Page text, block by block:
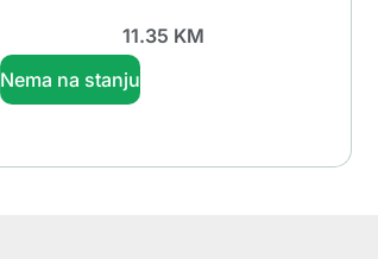
11.35 KM
Nema na stanju